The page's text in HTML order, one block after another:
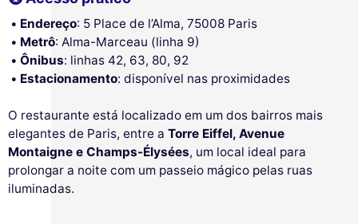
Endereço: 5 Place de l’Alma, 75008 Paris
Metrô: Alma-Marceau (linha 9)
Ônibus: linhas 42, 63, 80, 92
Estacionamento: disponível nas proximidades
O restaurante está localizado em um dos bairros mais
elegantes de Paris, entre a Torre Eiffel, Avenue
Montaigne e Champs-Élysées, um local ideal para
prolongar a noite com um passeio mágico pelas ruas
iluminadas.